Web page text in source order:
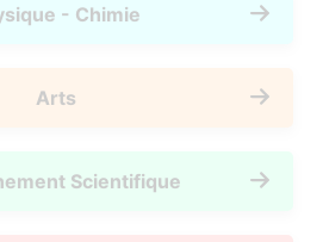
- Chimie
Arts
Scientifique